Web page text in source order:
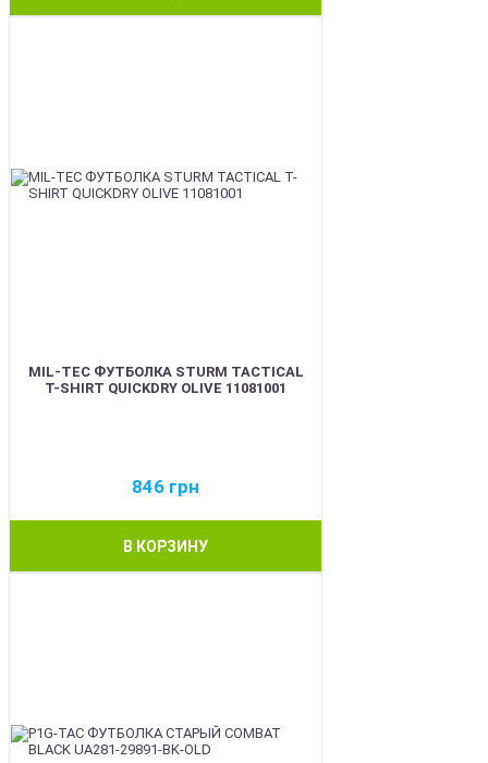
MIL-TEC ФУТБОЛКА STURM TACTICAL
T-SHIRT QUICKDRY OLIVE 11081001
846 грн
В КОРЗИНУ